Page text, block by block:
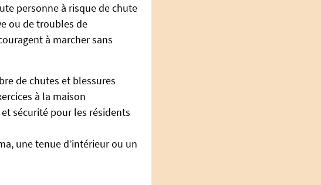
personne à risque de chute
ou de troubles de
à marcher sans
de chutes et blessures
à la maison
sécurité pour les résidents
une tenue d’intérieur ou un